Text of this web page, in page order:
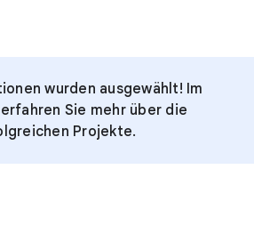
wurden ausgewählt! Im
Sie mehr über die
Projekte.